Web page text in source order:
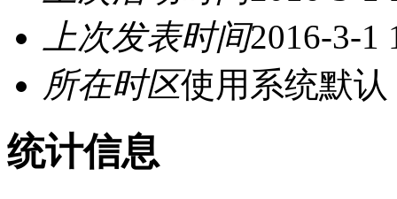
上次发表时间2016-3-1
所在时区使用系统默认
统计信息